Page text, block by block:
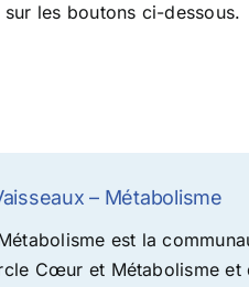
les boutons ci-dessous.
– Métabolisme
est la
Cœur et Métabolisme et